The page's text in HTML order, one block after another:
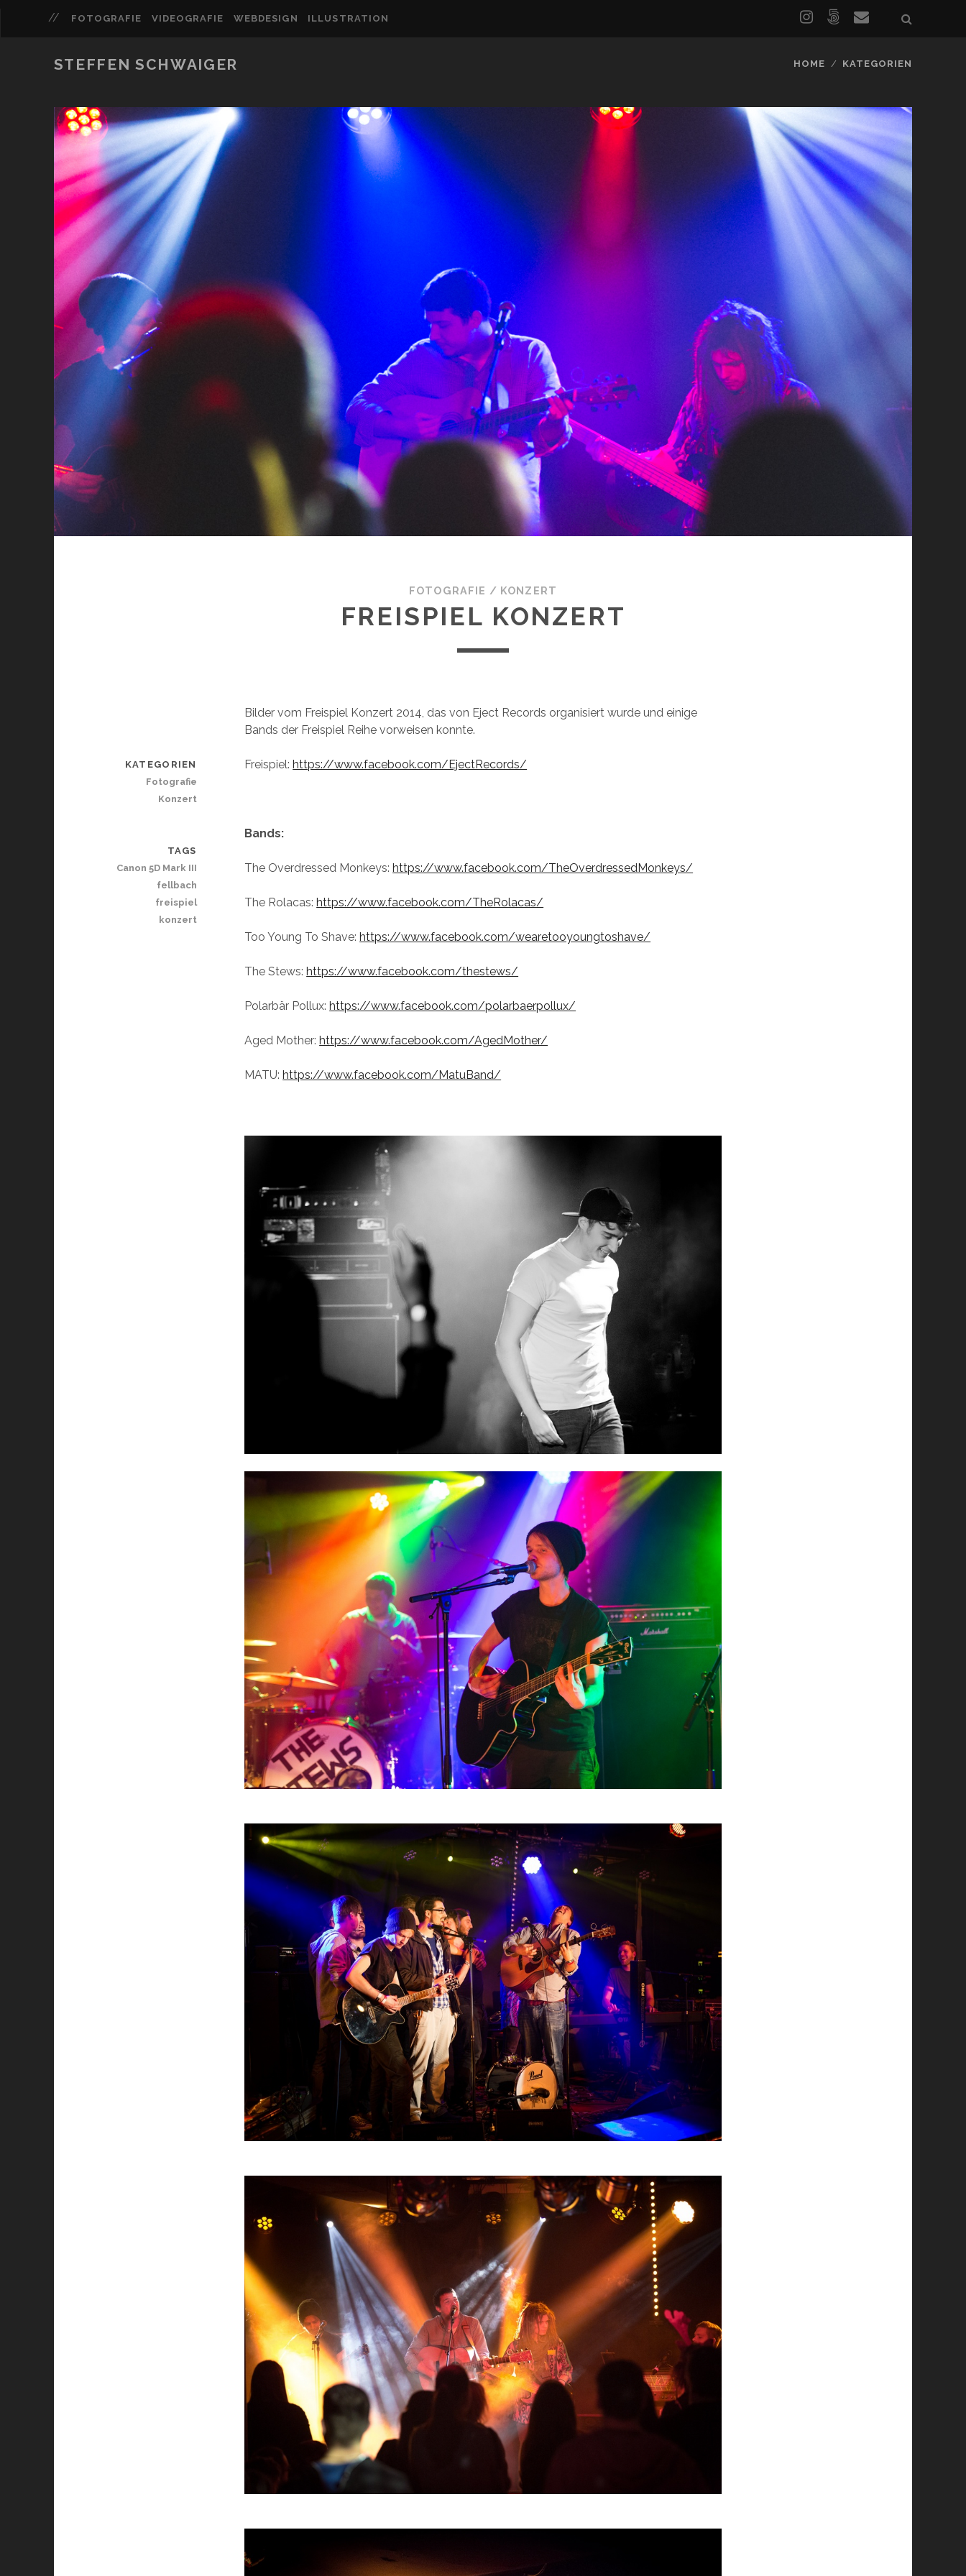
FOTOGRAFIE VIDEOGRAFIE WEBDESIGN ILLUSTRATION
STEFFEN SCHWAIGER HOME KATEGORIEN
FOTOGRAFIE / KONZERT
FREISPIEL KONZERT
Bilder vom Freispiel Konzert 2014, das von Eject Records organisiert wurde und einige
Bands der Freispiel Reihe vorweisen konnte.
Freispiel:https://www.facebook.com/EjectRecords/
Bands:
The Overdressed Monkeys:https://www.facebook.com/TheOverdressedMonkeys/
The Rolacas:https://www.facebook.com/TheRolacas/
Too Young To Shave:https://www.facebook.com/wearetooyoungtoshave/
The Stews:https://www.facebook.com/thestews/
Polarbär Pollux:https://www.facebook.com/polarbaerpollux/
Aged Mother:https://www.facebook.com/AgedMother/
MATU:https://www.facebook.com/MatuBand/
KATEGORIEN
Fotografie
Konzert
TAGS
Canon 5D Mark III
fellbach
freispiel
konzert